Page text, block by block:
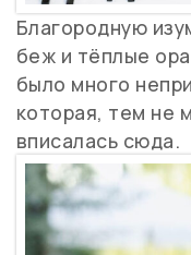
Благородную
беж и тёплые
было много
которая, тем не
вписалась сюда.